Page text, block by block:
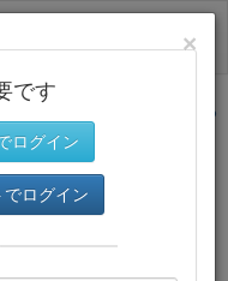
サイトトップに戻る
ードでき、快適な動画
×
です
ログイン
ログイン